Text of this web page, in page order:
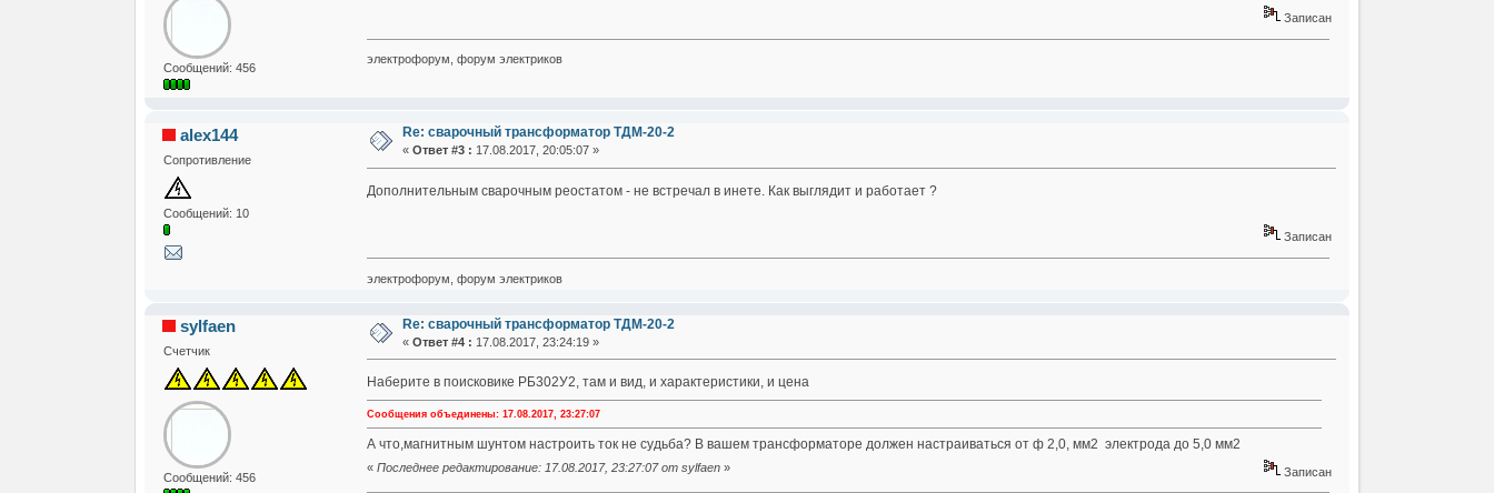
Сообщений: 456
Записан
электрофорум, форум электриков
alex144
Сопротивление
Сообщений: 10
Re: сварочный трансформатор ТДМ-20-2
« Ответ #3 : 17.08.2017, 20:05:07 »
Дополнительным сварочным реостатом - не встречал в инете. Как выглядит и работает ?
Записан
электрофорум, форум электриков
sylfaen
Счетчик
Сообщений: 456
Re: сварочный трансформатор ТДМ-20-2
« Ответ #4 : 17.08.2017, 23:24:19 »
Наберите в поисковике РБ302У2, там и вид, и характеристики, и цена
Сообщения объединены: 17.08.2017, 23:27:07
А что,магнитным шунтом настроить ток не судьба? В вашем трансформаторе должен настраиваться от ф 2,0, мм2 электрода до 5,0 мм2
« Последнее редактирование: 17.08.2017, 23:27:07 от sylfaen» Записан